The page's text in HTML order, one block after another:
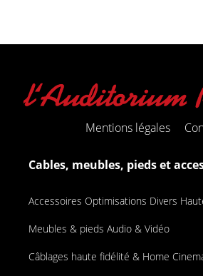
Mentions légales
Cables, meubles, pieds et
Accessoires Optimisations Divers
Meubles & pieds Audio & Vidéo
Câblages haute fidélité & Home